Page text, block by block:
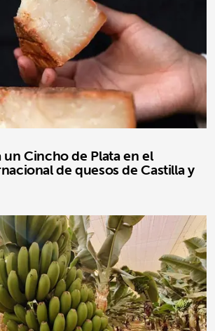
Cincho de Plata en el
de quesos de Castilla y